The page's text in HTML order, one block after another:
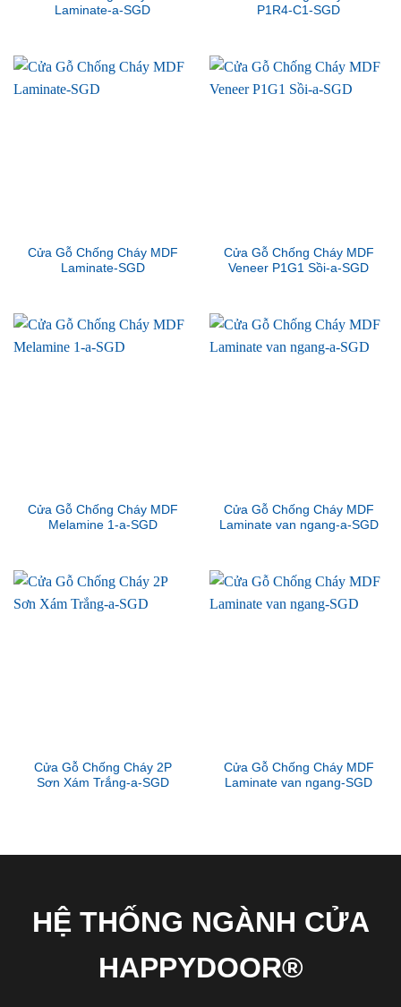
Laminate-a-SGD
P1R4-C1-SGD
Cửa Gỗ Chống Cháy MDF
Laminate-SGD
Cửa Gỗ Chống Cháy MDF
Veneer P1G1 Sồi-a-SGD
Cửa Gỗ Chống Cháy MDF
Melamine 1-a-SGD
Cửa Gỗ Chống Cháy MDF
Laminate van ngang-a-SGD
Cửa Gỗ Chống Cháy 2P
Sơn Xám Trắng-a-SGD
Cửa Gỗ Chống Cháy MDF
Laminate van ngang-SGD
HỆ THỐNG NGÀNH CỬA
HAPPYDOOR®